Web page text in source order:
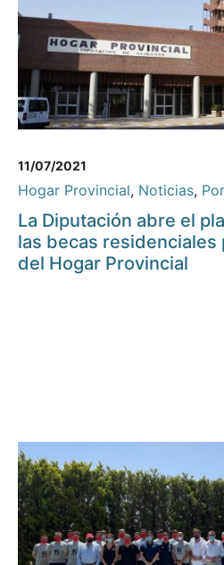
11/07/2021
Hogar Provincial, Noticias,
La Diputación abre el
las becas residenciales
del Hogar Provincial